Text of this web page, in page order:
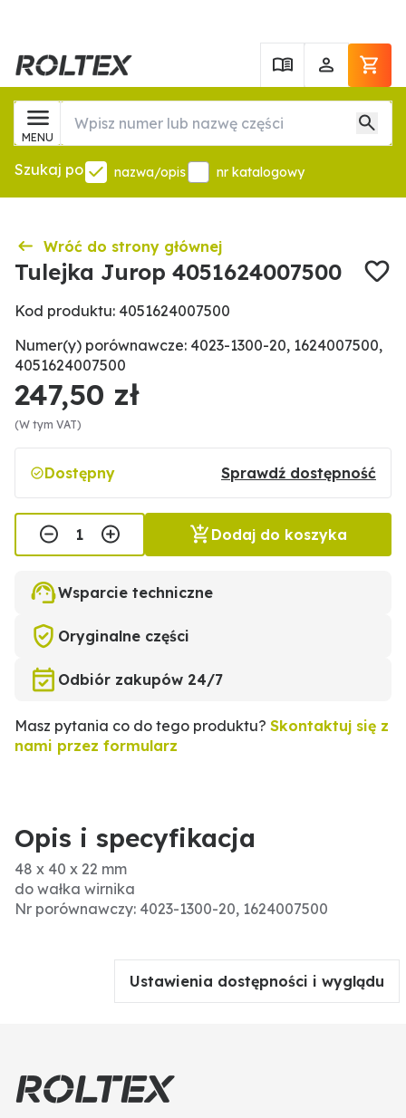
MENU
Szukaj po nazwa/opis nr katalogowy
Wróć do strony głównej
Tulejka Jurop 4051624007500
Kod produktu: 4051624007500
Numer(y) porównawcze: 4023-1300-20, 1624007500,
4051624007500
247,50 zł
(W tym VAT)
Dostępny Sprawdź dostępność
Dodaj do koszyka
Wsparcie techniczne
Oryginalne części
Odbiór zakupów 24/7
Masz pytania co do tego produktu? Skontaktuj się z
nami przez formularz
Opis i specyfikacja
48 x 40 x 22 mm
do wałka wirnika
Nr porównawczy: 4023-1300-20, 1624007500
Ustawienia dostępności i wyglądu